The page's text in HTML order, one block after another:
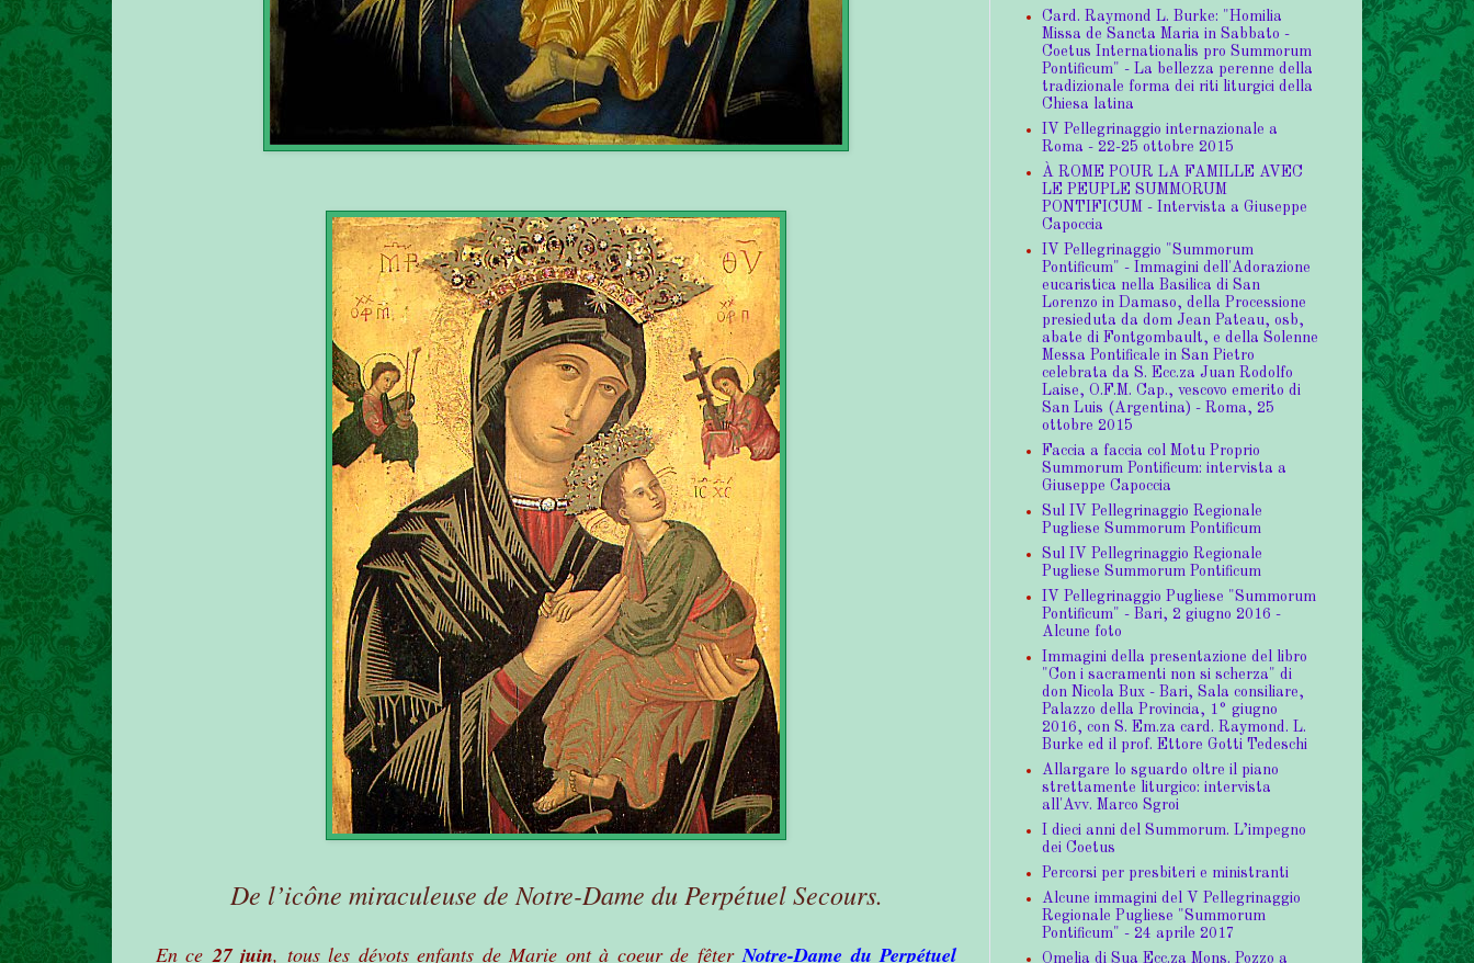
De l’icône miraculeuse de Notre-Dame du Perpétuel Secours.
En ce 27 juin, tous les dévots enfants de Marie ont à coeur de fêterNotre-Dame du Perpétuel
Card. Raymond L. Burke: "Homilia
Missa de Sancta Maria in Sabbato -
Coetus Internationalis pro Summorum
Pontificum" - La bellezza perenne della
tradizionale forma dei riti liturgici della
Chiesa latina
IV Pellegrinaggio internazionale a
Roma - 22-25 ottobre 2015
À ROME POUR LA FAMILLE AVEC
LE PEUPLE SUMMORUM
PONTIFICUM - Intervista a Giuseppe
Capoccia
IV Pellegrinaggio "Summorum
Pontificum" - Immagini dell'Adorazione
eucaristica nella Basilica di San
Lorenzo in Damaso, della Processione
presieduta da dom Jean Pateau, osb,
abate di Fontgombault, e della Solenne
Messa Pontificale in San Pietro
celebrata da S. Ecc.za Juan Rodolfo
Laise, O.F.M. Cap., vescovo emerito di
San Luis (Argentina) - Roma, 25
ottobre 2015
Faccia a faccia col Motu Proprio
Summorum Pontificum: intervista a
Giuseppe Capoccia
Sul IV Pellegrinaggio Regionale
Pugliese Summorum Pontificum
Sul IV Pellegrinaggio Regionale
Pugliese Summorum Pontificum
IV Pellegrinaggio Pugliese "Summorum
Pontificum" - Bari, 2 giugno 2016 -
Alcune foto
Immagini della presentazione del libro
"Con i sacramenti non si scherza" di
don Nicola Bux - Bari, Sala consiliare,
Palazzo della Provincia, 1° giugno
2016, con S. Em.za card. Raymond. L.
Burke ed il prof. Ettore Gotti Tedeschi
Allargare lo sguardo oltre il piano
strettamente liturgico: intervista
all'Avv. Marco Sgroi
I dieci anni del Summorum. L’impegno
dei Coetus
Percorsi per presbiteri e ministranti
Alcune immagini del V Pellegrinaggio
Regionale Pugliese "Summorum
Pontificum" - 24 aprile 2017
Omelia di Sua Ecc.za Mons. Pozzo a